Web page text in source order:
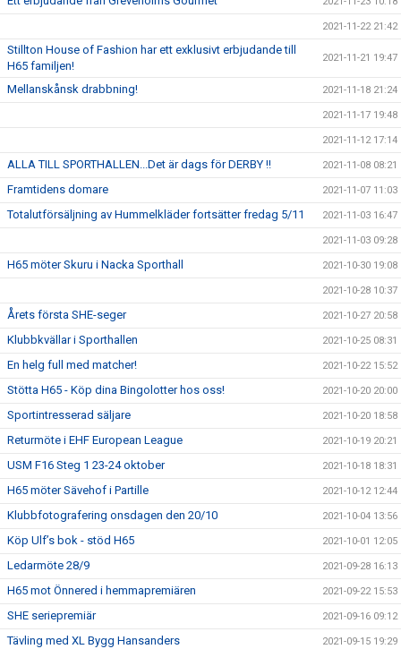
2021-11-22 21:42
Stillton House of Fashion har ett exklusivt erbjudande till
H65 familjen!
2021-11-21 19:47
Mellanskånsk drabbning! 2021-11-18 21:24
2021-11-17 19:48
2021-11-12 17:14
ALLA TILL SPORTHALLEN...Det är dags för DERBY !! 2021-11-08 08:21
Framtidens domare 2021-11-07 11:03
Totalutförsäljning av Hummelkläder fortsätter fredag 5/11 2021-11-03 16:47
2021-11-03 09:28
H65 möter Skuru i Nacka Sporthall 2021-10-30 19:08
2021-10-28 10:37
Årets första SHE-seger 2021-10-27 20:58
Klubbkvällar i Sporthallen 2021-10-25 08:31
En helg full med matcher! 2021-10-22 15:52
Stötta H65 - Köp dina Bingolotter hos oss! 2021-10-20 20:00
Sportintresserad säljare 2021-10-20 18:58
Returmöte i EHF European League 2021-10-19 20:21
USM F16 Steg 1 23-24 oktober 2021-10-18 18:31
H65 möter Sävehof i Partille 2021-10-12 12:44
Klubbfotografering onsdagen den 20/10 2021-10-04 13:56
Köp Ulf’s bok - stöd H65 2021-10-01 12:05
Ledarmöte 28/9 2021-09-28 16:13
H65 mot Önnered i hemmapremiären 2021-09-22 15:53
SHE seriepremiär 2021-09-16 09:12
Tävling med XL Bygg Hansanders 2021-09-15 19:29